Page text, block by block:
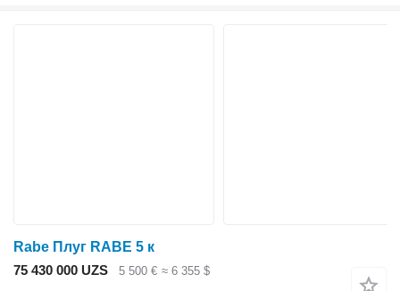
Rabe Плуг RABE 5 к
75 430 000 UZS
5 500 € ≈ 6 355 $